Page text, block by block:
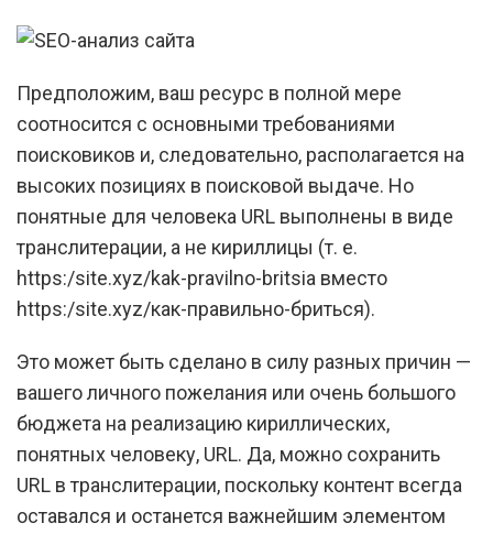
Предположим, ваш ресурс в полной мере
соотносится с основными требованиями
поисковиков и, следовательно, располагается на
высоких позициях в поисковой выдаче. Но
понятные для человека URL выполнены в виде
транслитерации, а не кириллицы (т. е.
https:/site.xyz/kak-pravilno-britsia вместо
https:/site.xyz/как-правильно-бриться).
Это может быть сделано в силу разных причин —
вашего личного пожелания или очень большого
бюджета на реализацию кириллических,
понятных человеку, URL. Да, можно сохранить
URL в транслитерации, поскольку контент всегда
оставался и останется важнейшим элементом